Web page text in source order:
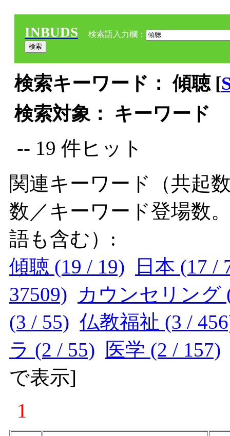
INBUDS 検索語入力欄：
検索キーワード： 傾聴 [
検索対象： キーワード
-- 19 件ヒット
関連キーワード（共起
数／キーワード登場数
語も含む）:
傾聴 (19 / 19)
日本 (17 /
37509)
カウンセリング
(3 / 55) 仏教福祉 (3 /
ラ (2 / 55)
医学 (2 / 157)
で表示]
1